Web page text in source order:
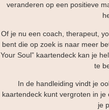
veranderen op een positieve
Of je nu een coach, therapeut,
bent die op zoek is naar meer
Your Soul” kaartendeck kan je
te
In de handleiding vindt je
kaartendeck kunt vergroten in
je